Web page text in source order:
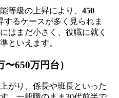
等級の上昇により、 450
するケースが多く見られま
はまだ小さく、役職に就く
といえます。
650万円台）
がり、係長や班長といった